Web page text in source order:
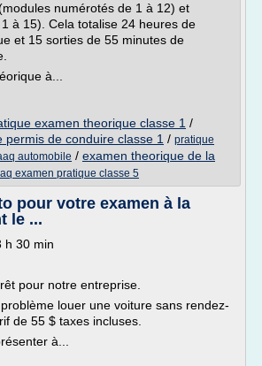
numérotés de 1 à 12) et
à 15). Cela totalise 24 heures de
et 15 sorties de 55 minutes de
à...
examen theorique classe 1 /
permis de conduire classe 1 / pratique
automobile / examen theorique de la
examen pratique classe 5
pour votre examen à la
le ...
h 30 min
pour notre entreprise.
louer une voiture sans rendez-
de 55 $ taxes incluses.
à...